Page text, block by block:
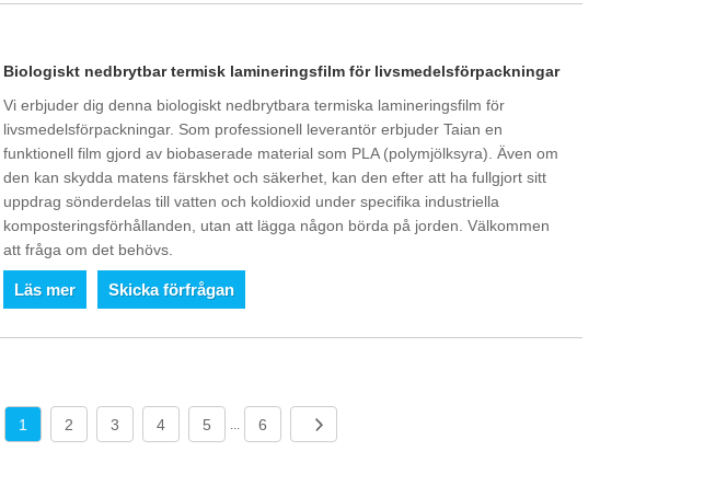
Biologiskt nedbrytbar termisk lamineringsfilm för livsmedelsförpackningar
Vi erbjuder dig denna biologiskt nedbrytbara termiska lamineringsfilm för
livsmedelsförpackningar. Som professionell leverantör erbjuder Taian en
funktionell film gjord av biobaserade material som PLA (polymjölksyra). Även om
den kan skydda matens färskhet och säkerhet, kan den efter att ha fullgjort sitt
uppdrag sönderdelas till vatten och koldioxid under specifika industriella
komposteringsförhållanden, utan att lägga någon börda på jorden. Välkommen
att fråga om det behövs.
Läs mer Skicka förfrågan
1 2 3 4 5 ... 6